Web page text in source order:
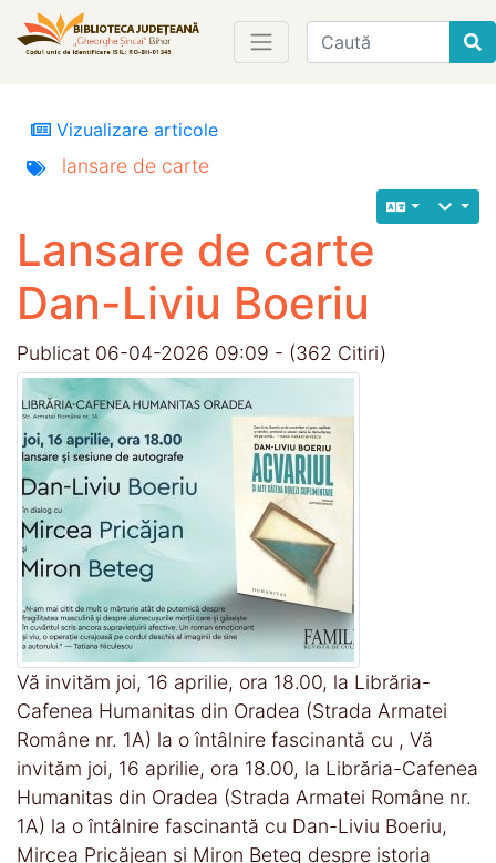
Find
Vizualizare articole
lansare de carte
Lansare de carte
Dan-Liviu Boeriu
Publicat 06-04-2026 09:09 - (362 Citiri)
Vă invităm joi, 16 aprilie, ora 18.00, la Librăria-
Cafenea Humanitas din Oradea (Strada Armatei
Române nr. 1A) la o întâlnire fascinantă cu , Vă
invităm joi, 16 aprilie, ora 18.00, la Librăria-Cafenea
Humanitas din Oradea (Strada Armatei Române nr.
1A) la o întâlnire fascinantă cu Dan-Liviu Boeriu,
Mircea Pricăjean și Miron Beteg despre istoria